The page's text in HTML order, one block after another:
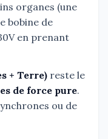
organes (une
bobine de
en prenant
+ Terre) reste le
de force pure.
ou de